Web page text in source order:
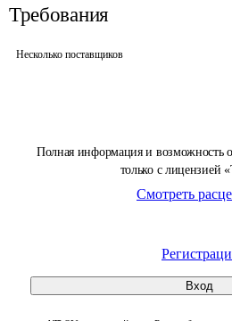
Полная информация и возможность
только с лицензией
Смотреть
Вход
Требования
Несколько поставщиков